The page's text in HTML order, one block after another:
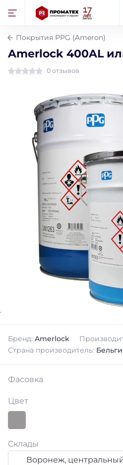
Покрытия PPG (Ameron)
Amerlock 400AL
0 отзывов
Бренд: Amerlock
Страна производитель:
Фасовка
Цвет
Склады
Воронеж,